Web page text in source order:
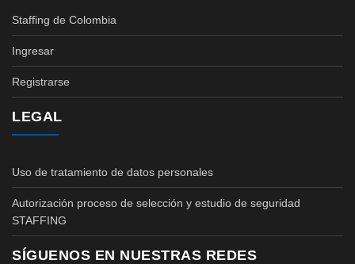
Staffing de Colombia
Ingresar
Registrarse
LEGAL
Uso de tratamiento de datos personales
Autorización proceso de selección y estudio de seguridad
STAFFING
SÍGUENOS EN NUESTRAS REDES